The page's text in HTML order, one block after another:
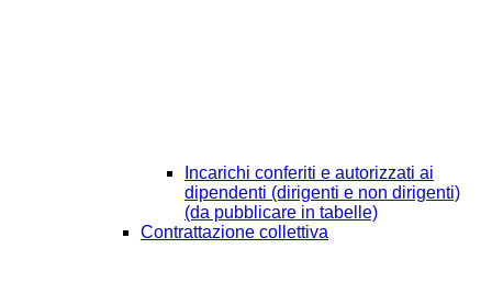
Incarichi conferiti e autorizzati ai
dipendenti (dirigenti e non dirigenti)
(da pubblicare in tabelle)
Contrattazione collettiva